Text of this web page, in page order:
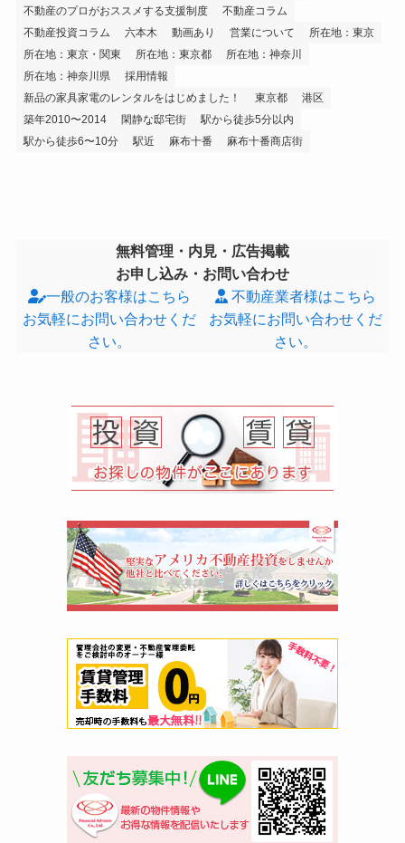
不動産のプロがおススメする支援制度
不動産コラム
不動産投資コラム
六本木 動画あり 営業について
所在地：東京
所在地：東京・関東
所在地：東京都
所在地：神奈川
所在地：神奈川県
採用情報
新品の家具家電のレンタルをはじめました！
東京都
港区
築年2010〜2014
閑静な邸宅街
駅から徒歩5分以内
駅から徒歩6〜10分
駅近 麻布十番 麻布十番商店街
無料管理・内見・広告掲載
お申し込み・お問い合わせ
一般のお客様はこちら
お気軽にお問い合わせくだ
さい。
不動産業者様はこちら
お気軽にお問い合わせくだ
さい。